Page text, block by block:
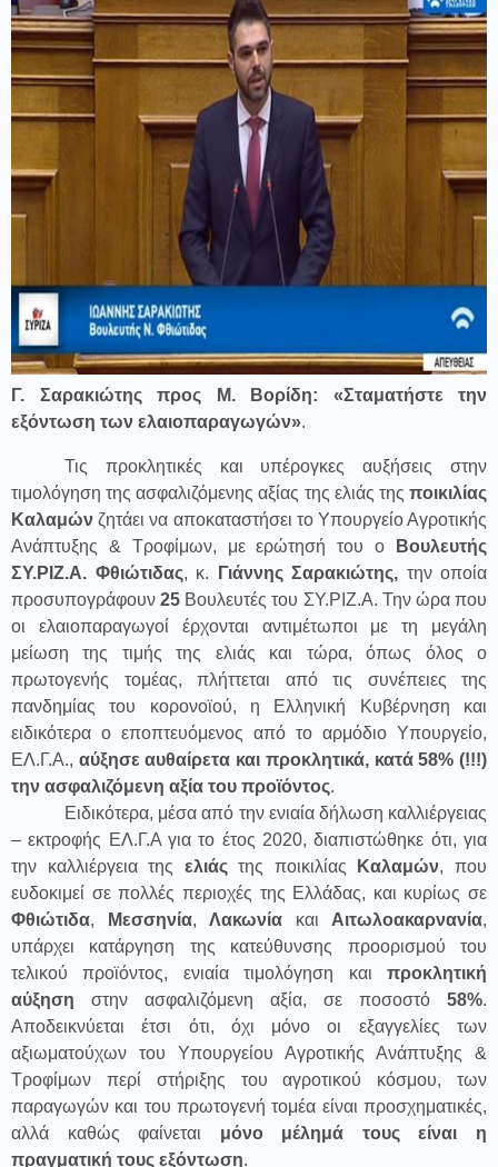
Γ. Σαρακιώτης προς Μ. Βορίδη: «Σταματήστε την
εξόντωση των ελαιοπαραγωγών».
Τις προκλητικές και υπέρογκες αυξήσεις στην
τιμολόγηση της ασφαλιζόμενης αξίας της ελιάς της ποικιλίας
Καλαμών ζητάει να αποκαταστήσει το Υπουργείο Αγροτικής
Ανάπτυξης & Τροφίμων, με ερώτησή του ο
Βουλευτής
ΣΥ.ΡΙΖ.Α. Φθιώτιδας, κ. Γιάννης Σαρακιώτης, την οποία
προσυπογράφουν 25 Βουλευτές του ΣΥ.ΡΙΖ.Α. Την ώρα που
οι ελαιοπαραγωγοί έρχονται αντιμέτωποι με τη μεγάλη
μείωση της τιμής της ελιάς και τώρα, όπως όλος ο
πρωτογενής τομέας, πλήττεται από τις συνέπειες της
πανδημίας του κορονοϊού, η Ελληνική Κυβέρνηση και
ειδικότερα ο εποπτευόμενος από το αρμόδιο Υπουργείο,
ΕΛ.Γ.Α., αύξησε αυθαίρετα και προκλητικά, κατά 58% (!!!)
την ασφαλιζόμενη αξία του προϊόντος.
Ειδικότερα, μέσα από την ενιαία δήλωση καλλιέργειας
– εκτροφής ΕΛ.Γ.Α για το έτος 2020, διαπιστώθηκε ότι, για
την καλλιέργεια της ελιάςτης ποικιλίας Καλαμών, που
ευδοκιμεί σε πολλές περιοχές της Ελλάδας, και κυρίως σε
Φθιώτιδα, Μεσσηνία, Λακωνία και Αιτωλοακαρνανία,
υπάρχει κατάργηση της κατεύθυνσης προορισμού του
τελικού προϊόντος, ενιαία τιμολόγηση και προκλητική
αύξηση στην ασφαλιζόμενη αξία, σε ποσοστό 58%.
Αποδεικνύεται έτσι ότι, όχι μόνο οι εξαγγελίες των
αξιωματούχων του Υπουργείου Αγροτικής Ανάπτυξης &
Τροφίμων περί στήριξης του αγροτικού κόσμου, των
παραγωγών και του πρωτογενή τομέα είναι προσχηματικές,
αλλά καθώς φαίνεται μόνο μέλημά τους είναι η
πραγματική τους εξόντωση.